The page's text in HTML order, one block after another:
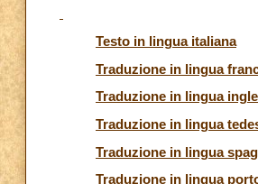
Testo in lingua italiana
Traduzione in lingua
Traduzione in lingua
Traduzione in lingua
Traduzione in lingua
Traduzione in lingua